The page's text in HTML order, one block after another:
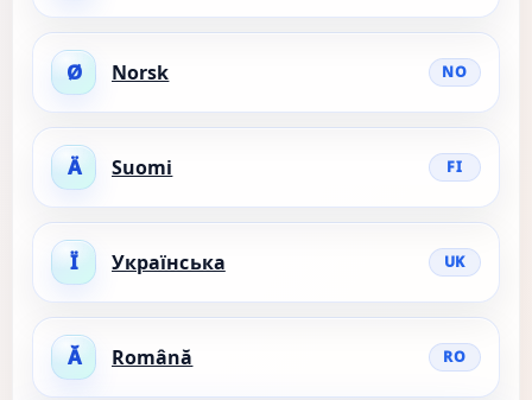
Ø Norsk NO
Ä Suomi FI
Ї Українська UK
Ă Română RO